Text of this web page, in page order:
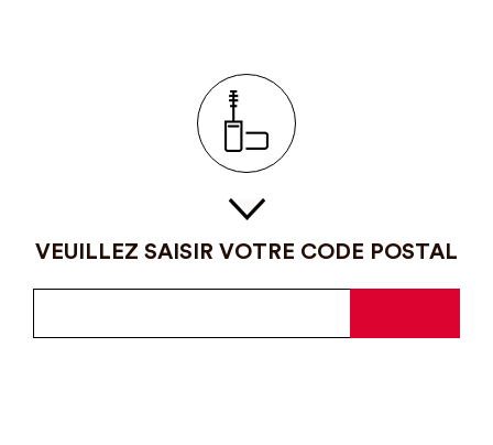
VEUILLEZ SAISIR VOTRE CODE POSTAL